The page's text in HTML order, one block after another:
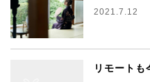
2021.7.12
リモートも